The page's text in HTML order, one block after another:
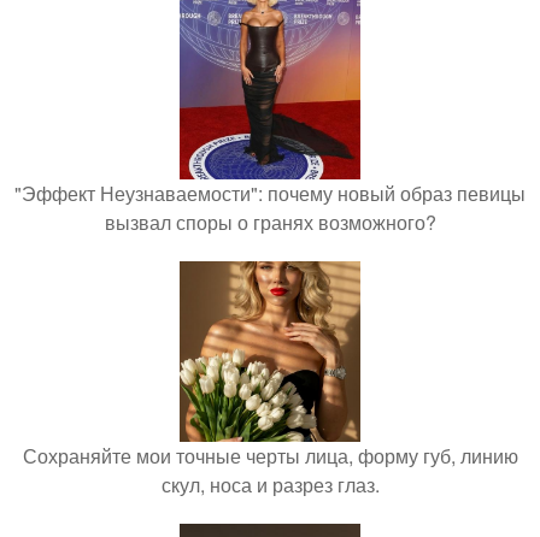
"Эффект Неузнаваемости": почему новый образ певицы
вызвал споры о гранях возможного?
Сохраняйте мои точные черты лица, форму губ, линию
скул, носа и разрез глаз.